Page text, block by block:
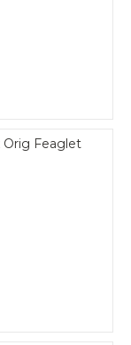
Orig Feaglet